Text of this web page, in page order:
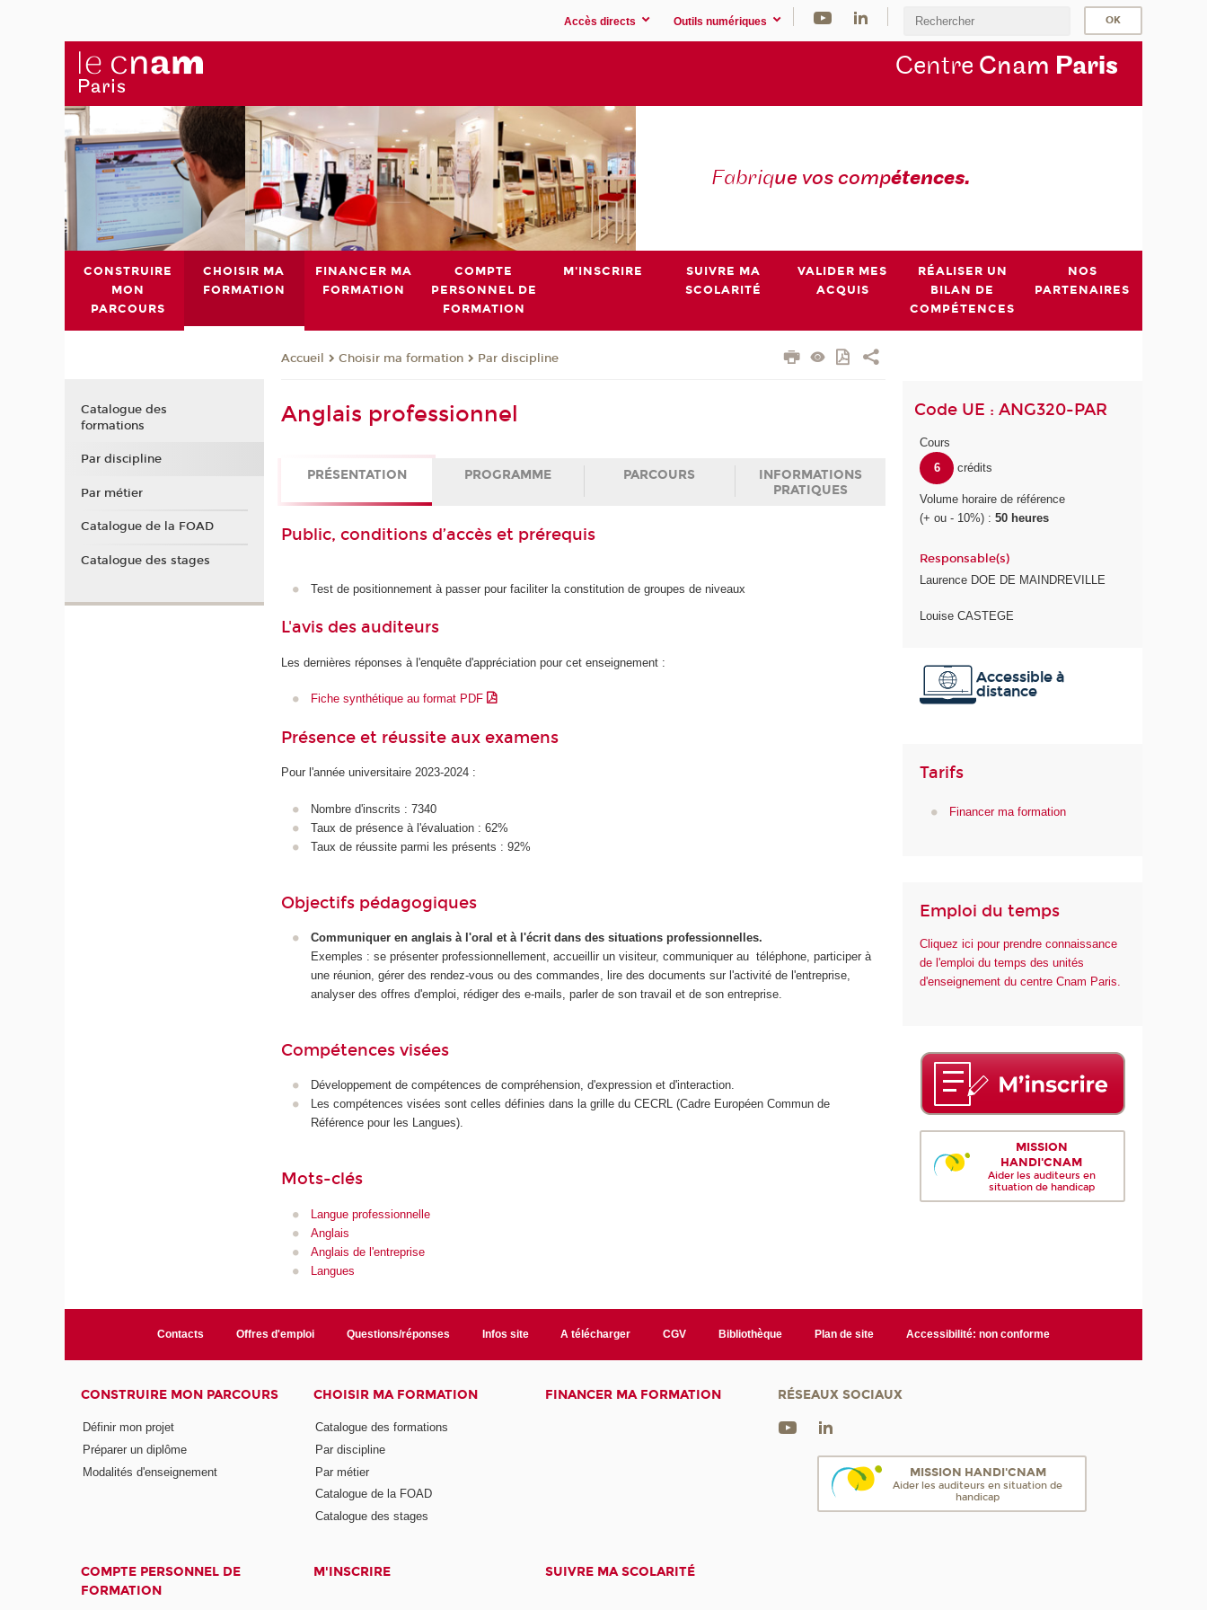
Accès directs Outils numériques
Centre Cnam Paris
Fabrique vos compétences.
CONSTRUIRE
MON
PARCOURS
CHOISIR MA
FORMATION
FINANCER MA
FORMATION
COMPTE
PERSONNEL DE
FORMATION
M'INSCRIRE
SUIVRE MA
SCOLARITÉ
VALIDER MES
ACQUIS
RÉALISER UN
BILAN DE
COMPÉTENCES
NOS
PARTENAIRES
Accueil Choisir ma formation Par discipline
Anglais professionnel
PRÉSENTATION PROGRAMME PARCOURS
INFORMATIONS
PRATIQUES
Public, conditions d’accès et prérequis
Test de positionnement à passer pour faciliter la constitution de groupes de niveaux
L'avis des auditeurs
Les dernières réponses à l'enquête d'appréciation pour cet enseignement :
Fiche synthétique au format PDF
Présence et réussite aux examens
Pour l'année universitaire 2023-2024 :
Nombre d'inscrits : 7340
Taux de présence à l'évaluation : 62%
Taux de réussite parmi les présents : 92%
Objectifs pédagogiques
Communiquer en anglais à l'oral et à l'écrit dans des situations professionnelles.
Exemples : se présenter professionnellement, accueillir un visiteur, communiquer au téléphone, participer à
une réunion, gérer des rendez-vous ou des commandes, lire des documents sur l'activité de l'entreprise,
analyser des offres d'emploi, rédiger des e-mails, parler de son travail et de son entreprise.
Compétences visées
Développement de compétences de compréhension, d'expression et d'interaction.
Les compétences visées sont celles définies dans la grille du CECRL (Cadre Européen Commun de
Référence pour les Langues).
Mots-clés
Langue professionnelle
Anglais
Anglais de l'entreprise
Langues
Code UE : ANG320-PAR
Cours
6
crédits
Volume horaire de référence
(+ ou - 10%) :50 heures
Responsable(s)
Laurence DOE DE MAINDREVILLE
Louise CASTEGE
Accessible à
distance
Tarifs
Financer ma formation
Emploi du temps
Cliquez ici pour prendre connaissance
de l'emploi du temps des unités
d'enseignement du centre Cnam Paris.
MISSION
HANDI'CNAM
Aider les auditeurs en
situation de handicap
Catalogue des
formations
Par discipline
Par métier
Catalogue de la FOAD
Catalogue des stages
Contacts Offres d'emploi Questions/réponses Infos site A télécharger CGV Bibliothèque Plan de site Accessibilité: non conforme
CONSTRUIRE MON PARCOURS
Définir mon projet
Préparer un diplôme
Modalités d'enseignement
CHOISIR MA FORMATION
Catalogue des formations
Par discipline
Par métier
Catalogue de la FOAD
Catalogue des stages
FINANCER MA FORMATION
COMPTE PERSONNEL DE
FORMATION
M'INSCRIRE SUIVRE MA SCOLARITÉ
RÉSEAUX SOCIAUX
MISSION HANDI'CNAM
Aider les auditeurs en situation de
handicap